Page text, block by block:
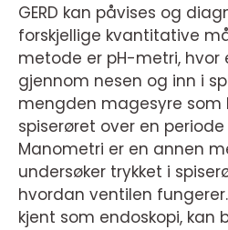
GERD kan påvises og
forskjellige kvantitative
metode er pH-metri, hvor
gjennom nesen og inn i
mengden magesyre som
spiserøret over en
Manometri er en annen
undersøker trykket i
hvordan ventilen
kjent som endoskopi, kan